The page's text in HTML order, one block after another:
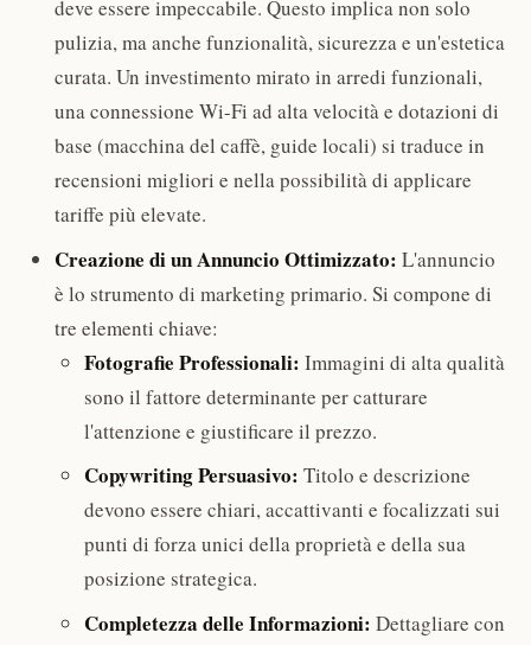
deve essere impeccabile. Questo implica non solo
pulizia, ma anche funzionalità, sicurezza e un'estetica
curata. Un investimento mirato in arredi funzionali,
una connessione Wi-Fi ad alta velocità e dotazioni di
base (macchina del caffè, guide locali) si traduce in
recensioni migliori e nella possibilità di applicare
tariffe più elevate.
Creazione di un Annuncio Ottimizzato: L'annuncio
è lo strumento di marketing primario. Si compone di
tre elementi chiave:
Fotografie Professionali: Immagini di alta qualità
sono il fattore determinante per catturare
l'attenzione e giustificare il prezzo.
Copywriting Persuasivo: Titolo e descrizione
devono essere chiari, accattivanti e focalizzati sui
punti di forza unici della proprietà e della sua
posizione strategica.
Completezza delle Informazioni: Dettagliare con